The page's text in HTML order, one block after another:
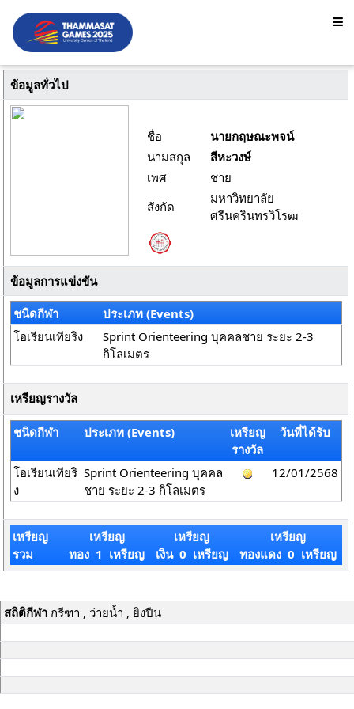
ข้อมูลทั่วไป
ชื่อ
นายกฤษณะพจน์
นามสกุล
สีหะวงษ์
เพศ
ชาย
สังกัด
มหาวิทยาลัย
ศรีนครินทรวิโรฒ
ข้อมูลการแข่งขัน
ชนิดกีฬา
ประเภท (Events)
โอเรียนเทียริง
Sprint Orienteering บุคคลชาย ระยะ 2-3
กิโลเมตร
เหรียญรางวัล
ชนิดกีฬา ประเภท (Events)
เหรียญ
รางวัล
วันที่ได้รับ
โอเรียนเทียริ
ง
Sprint Orienteering บุคคล
ชาย ระยะ 2-3 กิโลเมตร
12/01/2568
เหรียญ
รวม
เหรียญ
ทอง 1 เหรียญ
เหรียญ
เงิน 0 เหรียญ
เหรียญ
ทองแดง 0 เหรียญ
สถิติกีฬากรีฑา , ว่ายน้ำ , ยิงปืน